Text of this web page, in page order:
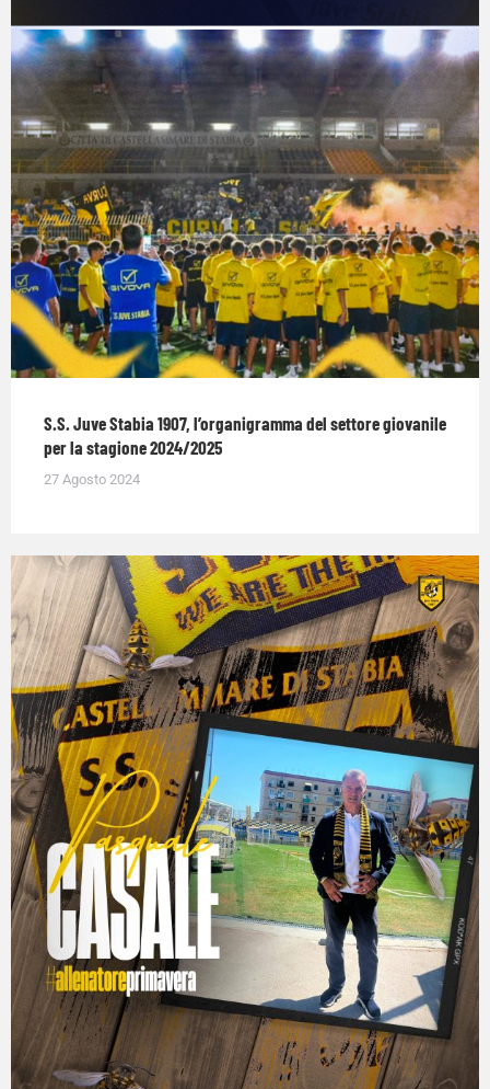
S.S. Juve Stabia 1907, l’organigramma del settore giovanile
per la stagione 2024/2025
27 Agosto 2024